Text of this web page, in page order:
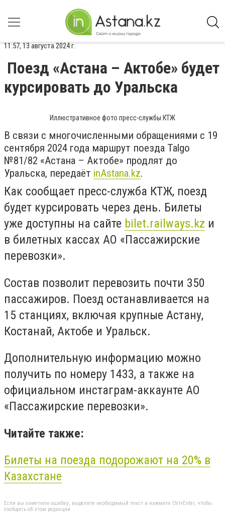
11:57, 13 августа 2024 г.
Поезд «Астана – Актобе» будет
курсировать до Уральска
Иллюстративное фото пресс-службы КТЖ
В связи с многочисленными обращениями с 19
сентября 2024 года маршрут поезда Talgo
№81/82 «Астана – Актобе» продлят до
Уральска, передаёт inAstana.kz.
Как сообщает пресс-служба КТЖ, поезд
будет курсировать через день. Билеты
уже доступны на сайте bilet.railways.kz и
в билетных кассах АО «Пассажирские
перевозки».
Состав позволит перевозить почти 350
пассажиров. Поезд останавливается на
15 станциях, включая крупные Астану,
Костанай, Актобе и Уральск.
Дополнительную информацию можно
получить по номеру 1433, а также на
официальном инстаграм-аккаунте АО
«Пассажирские перевозки».
Читайте также:
Билеты на поезда подорожают на 20% в
Казахстане
Если вы заметили ошибку, выделите необходимый текст и нажмите Ctrl+Enter, чтобы
сообщить об этом редакции